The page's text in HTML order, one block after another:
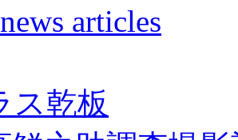
articles
ス乾板